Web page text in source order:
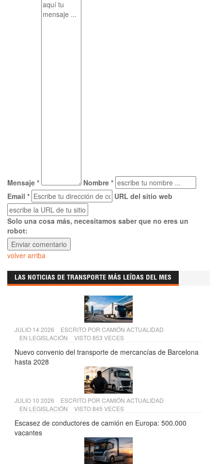
Mensaje *
Nombre *
Email *
URL del sitio web
Solo una cosa más, necesitamos saber que no eres un
robot:
volver arriba
LAS NOTICIAS DE TRANSPORTE MÁS LEÍDAS DEL MES
JULIO 14 2026 ESCRITO POR CAMIÓN ACTUALIDAD
EN LEGISLACIÓN VISTO 853 VECES
Nuevo convenio del transporte de mercancías de Barcelona
hasta 2028
JULIO 10 2026 ESCRITO POR CAMIÓN ACTUALIDAD
EN LEGISLACIÓN VISTO 845 VECES
Escasez de conductores de camión en Europa: 500.000
vacantes